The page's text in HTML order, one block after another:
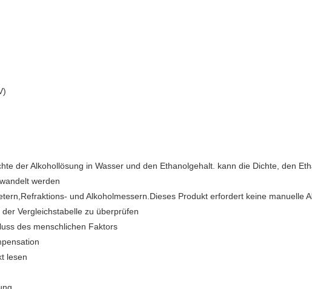
der Alkohollösung in Wasser und den Ethanolgehalt. kann die Dichte, den
werden
und Alkoholmessern.Dieses Produkt erfordert keine manuelle
Vergleichstabelle zu überprüfen
des menschlichen Faktors
lesen